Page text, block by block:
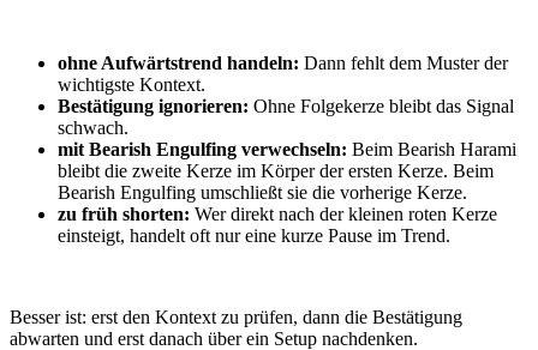
ohne Aufwärtstrend handeln: Dann fehlt dem Muster der
wichtigste Kontext.
Bestätigung ignorieren: Ohne Folgekerze bleibt das Signal
schwach.
mit Bearish Engulfing verwechseln: Beim Bearish Harami
bleibt die zweite Kerze im Körper der ersten Kerze. Beim
Bearish Engulfing umschließt sie die vorherige Kerze.
zu früh shorten: Wer direkt nach der kleinen roten Kerze
einsteigt, handelt oft nur eine kurze Pause im Trend.
Besser ist: erst den Kontext zu prüfen, dann die Bestätigung
abwarten und erst danach über ein Setup nachdenken.